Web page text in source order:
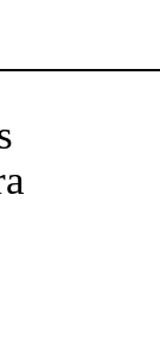
položky.